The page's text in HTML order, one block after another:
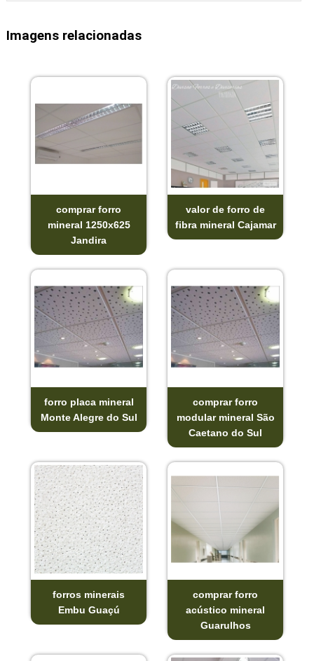
Imagens relacionadas
comprar forro
mineral 1250x625
Jandira
valor de forro de
fibra mineral Cajamar
forro placa mineral
Monte Alegre do Sul
comprar forro
modular mineral São
Caetano do Sul
forros minerais
Embu Guaçú
comprar forro
acústico mineral
Guarulhos